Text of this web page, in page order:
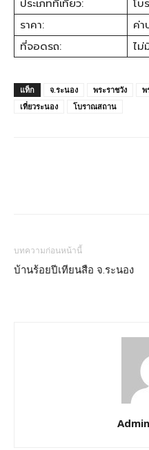
ประเภทที่เที่ยว:
โบ
ราคา:
ค่า
ที่จอดรถ:
ไม่
แท็ก จ.ระนอง พระราชวัง พ
เที่ยวระนอง
โบราณสถาน
บทความก่อนหน้านี้
บ้านร้อยปีเทียนสือ จ.ระนอง